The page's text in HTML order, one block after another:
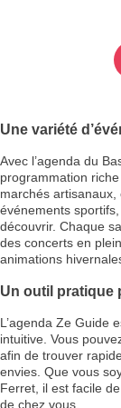
Une variété
Avec l’agenda du
programmation
marchés
événements
découvrir. Chaque
des concerts en
animations
Un outil pratique
L’agenda Ze Guide
intuitive. Vous
afin de trouver
envies. Que vous
Ferret, il est facile
de chez vous.